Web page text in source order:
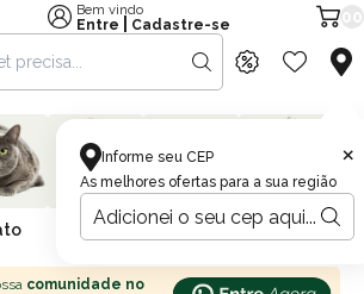
Informe seu CEP
As melhores ofertas para a sua região
×
Bem vindo
Entre
Cadastre-se
Farmácia Pássaro Peixe
comunidade no